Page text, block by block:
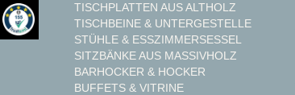
TISCHPLATTEN AUS ALTHOLZ
TISCHBEINE & UNTERGESTELLE
STÜHLE & ESSZIMMERSESSEL
SITZBÄNKE AUS MASSIVHOLZ
BARHOCKER & HOCKER
BUFFETS & VITRINE